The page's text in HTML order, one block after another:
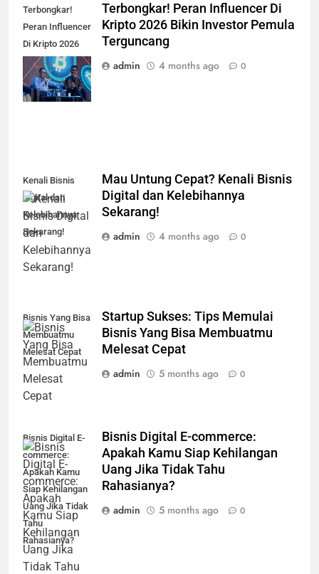
Terbongkar!
Peran Influencer
Di Kripto 2026
Bikin Investor
Pemula
Terguncang
Terbongkar! Peran Influencer Di
Kripto 2026 Bikin Investor Pemula
Terguncang
admin
4 months ago 0
Kenali Bisnis
Digital dan
Kelebihannya
Sekarang!
Mau Untung Cepat? Kenali Bisnis
Digital dan Kelebihannya
Sekarang!
admin
4 months ago 0
Bisnis Yang Bisa
Membuatmu
Melesat Cepat
Startup Sukses: Tips Memulai
Bisnis Yang Bisa Membuatmu
Melesat Cepat
admin
5 months ago 0
Bisnis Digital E-
commerce:
Apakah Kamu
Siap Kehilangan
Uang Jika Tidak
Tahu
Rahasianya?
Bisnis Digital E-commerce:
Apakah Kamu Siap Kehilangan
Uang Jika Tidak Tahu
Rahasianya?
admin
5 months ago 0